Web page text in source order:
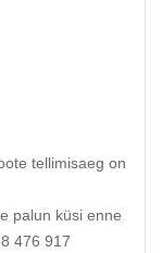
tellimisaeg on
palun küsi enne
476 917